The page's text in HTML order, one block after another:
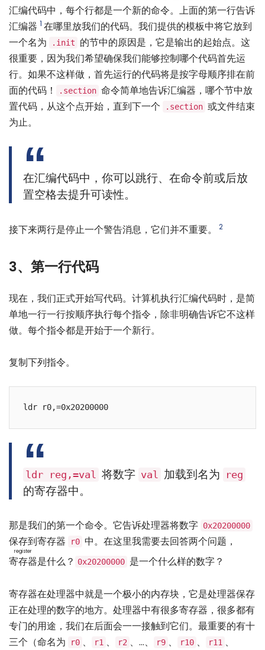
汇编代码中，每个行都是一个新的命令。上面的第一行告诉
汇编器 1 在哪里放我们的代码。我们提供的模板中将它放到
一个名为
.init
的节中的原因是，它是输出的起始点。这
很重要，因为我们希望确保我们能够控制哪个代码首先运
行。如果不这样做，首先运行的代码将是按字母顺序排在前
面的代码！
.section 命令简单地告诉汇编器，哪个节中放
置代码，从这个点开始，直到下一个
.section 或文件结束
为止。
在汇编代码中，你可以跳行、在命令前或后放
置空格去提升可读性。
接下来两行是停止一个警告消息，它们并不重要。 2
3、第一行代码
现在，我们正式开始写代码。计算机执行汇编代码时，是简
单地一行一行按顺序执行每个指令，除非明确告诉它不这样
做。每个指令都是开始于一个新行。
复制下列指令。
ldr r0,=0x20200000
ldr reg,=val 将数字 val 加载到名为 reg
的寄存器中。
那是我们的第一个命令。它告诉处理器将数字 0x20200000
保存到寄存器 r0 中。在这里我需要去回答两个问题，
寄存器
register
是什么？ 0x20200000 是一个什么样的数字？
寄存器在处理器中就是一个极小的内存块，它是处理器保存
正在处理的数字的地方。处理器中有很多寄存器，很多都有
专门的用途，我们在后面会一一接触到它们。最重要的有十
三个（命名为
r0 、 r1 、 r2 、…、 r9 、 r10 、 r11 、